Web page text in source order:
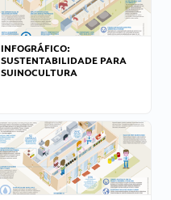
INFOGRÁFICO:
SUSTENTABILIDADE PARA
SUINOCULTURA